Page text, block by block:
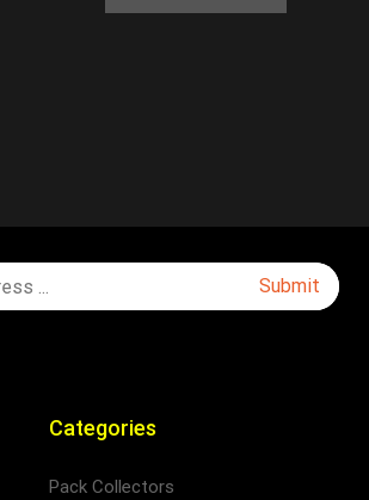
Categories
Pack Collectors